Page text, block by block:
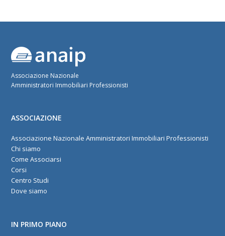
Associazione Nazionale
Amministratori Immobiliari Professionisti
ASSOCIAZIONE
Associazione Nazionale Amministratori Immobiliari Professionisti
Chi siamo
Come Associarsi
Corsi
Centro Studi
Dove siamo
IN PRIMO PIANO